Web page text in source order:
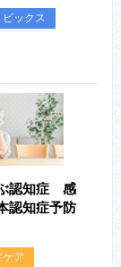
ックス
認知症 感
認知症予防
ア